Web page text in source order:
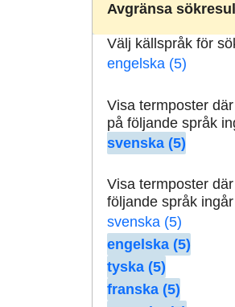
Avgränsa
Välj källspråk för
engelska (5)
Visa termposter där
på följande språk
svenska (5)
Visa termposter där
följande språk ingår
svenska (5)
engelska (5)
tyska (5)
franska (5)